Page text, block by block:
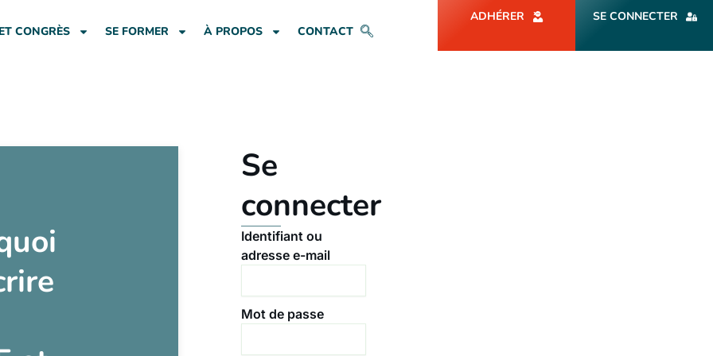
CONGRÈS SE FORMER À PROPOS CONTACT
ADHÉRER SE CONNECTER
Se
connecter
Identifiant ou
adresse e-mail
Mot de passe